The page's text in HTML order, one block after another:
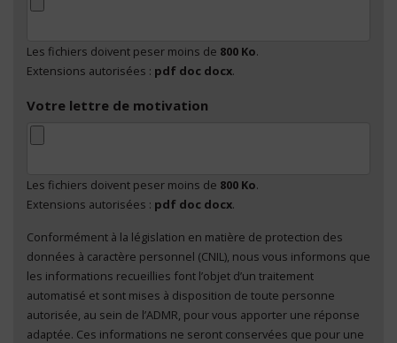
Les fichiers doivent peser moins de 800 Ko.
Extensions autorisées : pdf doc docx.
Votre lettre de motivation
Les fichiers doivent peser moins de 800 Ko.
Extensions autorisées : pdf doc docx.
En cliquant sur "Envoyer", je consens au traitement
de mes données à caractère personnel *
Conformément à la législation en matière de protection des
données à caractère personnel (CNIL), nous vous informons que
les informations recueillies font l’objet d’un traitement
automatisé et sont mises à disposition de toute personne
autorisée, au sein de l’ADMR, pour vous apporter une réponse
adaptée. Ces informations ne seront conservées que pour une